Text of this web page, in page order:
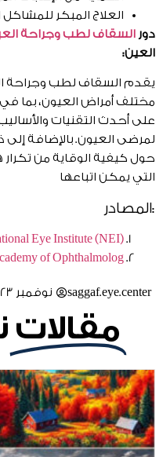
العلاج المبكر
دور السقاف لطب وجراحة
العين:
يقدم السقاف لطب وجراحة
مختلف أمراض العيون، بما في
على أحدث التقنيات
لمرضى العيون.بالإضافة
حول كيفية الوقاية من تكرار
التي يمكن اتباعها
:المصادر
Eye Institute (NEI)
of Ophthalmolog
saggaf.eye.center نوفمبر 23, 2024
مقالات